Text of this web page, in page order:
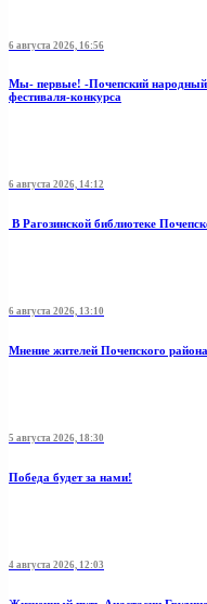
6 августа 2026, 16:56
Мы- первые! -Почепский народный
фестиваля-конкурса
6 августа 2026, 14:12
В Рагозинской библиотеке
6 августа 2026, 13:10
Мнение жителей Почепского
5 августа 2026, 18:30
Победа будет за нами!
4 августа 2026, 12:03